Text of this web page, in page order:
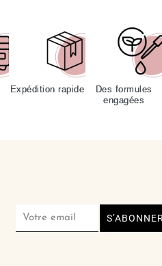
Expédition rapide
Des formules
engagées